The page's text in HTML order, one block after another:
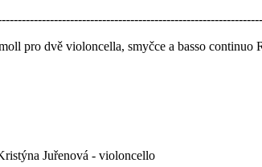
pro dvě violoncella, smyčce a basso continuo
Juřenová - violoncello